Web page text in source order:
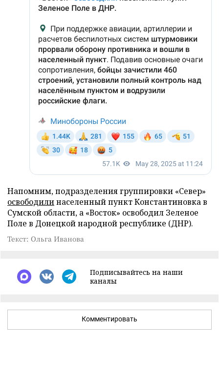
Напомним, подразделения группировки «Север»
освободилинаселенный пункт Константиновка в
Сумской области, а «Восток» освободил Зеленое
Поле в Донецкой народной республике (ДНР).
Текст: Ольга Иванова
Подписывайтесь на наши
каналы
Комментировать